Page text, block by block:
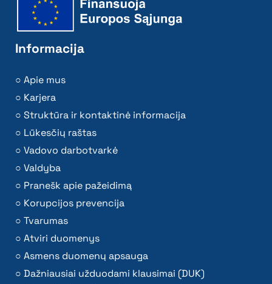
Informacija
Apie mus
Karjera
Struktūra ir kontaktinė informacija
Lūkesčių raštas
Vadovo darbotvarkė
Valdyba
Pranešk apie pažeidimą
Korupcijos prevencija
Tvarumas
Atviri duomenys
Asmens duomenų apsauga
Dažniausiai užduodami klausimai (DUK)